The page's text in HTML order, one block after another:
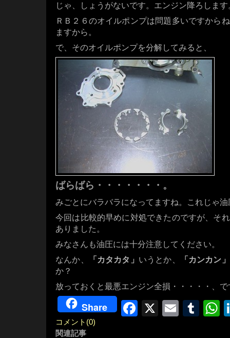
じゃ、しょうがないです。エンジン降ろします
ＲＢ２６のオイルポンプは問題多いですか
ますから。
で、そのオイルポンプを分解してみると、
ばらばら・・・・・・・。
みごとにバラバラになってますね。これじゃ
今回は比較的早めに対処できたのですが、そ
ありました。
みなさんも油圧には十分注意してください。
なんか、
「カタカタ」 いうとか、 「カンカン」
か？
放っておくと最悪エンジン全損・・・・・、で
Share Facebook
X Email
コメント(0)
関連記事